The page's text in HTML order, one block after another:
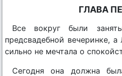
ГЛАВА
Все вокруг были
предсвадебной вечеринке,
сильно не мечтала о
Сегодня она должна